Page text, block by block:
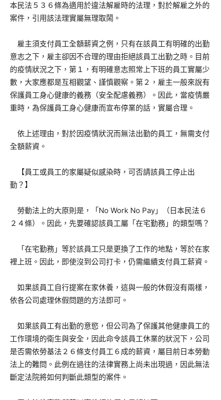
本民法５３６條為適用於違法解雇時的法理，對於解雇之外的
案件，引用該法理實屬無理取鬧。
雇主須支付員工全額薪資之例，只有在該員工有明確的出勤
意志之下，雇主卻因不合理的理由拒絕該員工出勤之時。目前
的疫情狀況之下，第１，有明確意志照常上下班的員工實屬少
數，大家應都是互相觀望、謹慎觀察。第２，雇主一般來說有
保護員工身心健康的義務（安全配慮義務）。因此，當疫情嚴
重時，為保護員工身心健康而宣布停業的話，實屬合理。
依上述理由，對於因疫情狀況而無法出勤的員工，無需支付
全額薪資。
【員工或員工的家屬疑似感染時，可否請該員工停止出
勤？】
勞動法上的大原則是，「No Work No Pay」（日本民法６
２４條）。因此，先要確認該員工屬「在宅勤務」的類型嗎？
「在宅勤務」等於該員工只是更換了工作的地點，等於在家
裡上班。因此，即使沒到公司打卡，仍需繼續支付員工薪資。
如果該員工自行提案在家休養，這與一般的休假沒有兩樣，
依各公司處理休假問題的方法即可。
如果該員工有出勤的意慾，但公司為了保護其他健康員工的
工作環境的衛生與安全，因此命令該員工休業的狀況下，公司
是否需依勞基法２６條支付員工６成的薪資，屬目前日本勞動
法上的難問。此例在過往的法律實務上尚未出現過，因此無法
斷定法院將如何判斷此類型的案件。